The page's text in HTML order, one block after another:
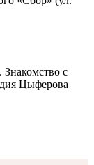
с
Цыферова